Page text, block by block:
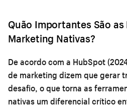
Quão Importantes São
Marketing Nativas?
De acordo com a HubSpot
de marketing dizem que gerar
desafio, o que torna as
nativas um diferencial crítico